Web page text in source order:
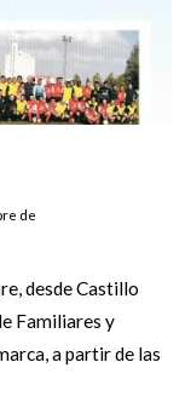
de
desde Castillo
Familiares y
a partir de las